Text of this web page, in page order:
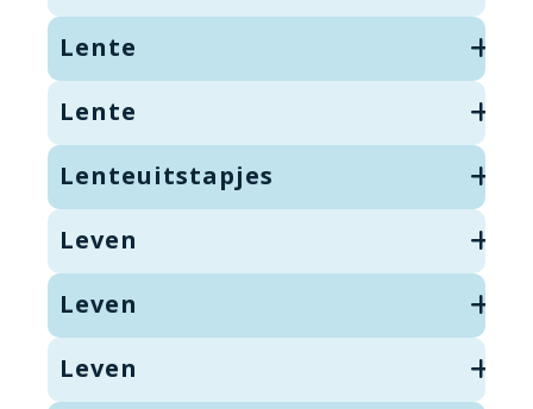
Lente
Lente
Lenteuitstapjes
Leven
Leven
Leven